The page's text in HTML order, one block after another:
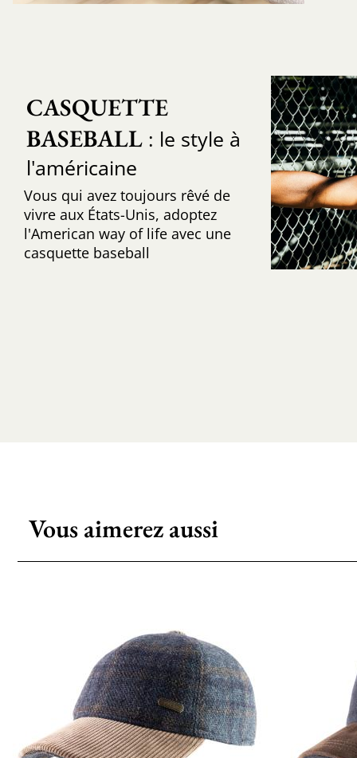
CASQUETTE
BASEBALL: le style à
l'américaine
Vous qui avez toujours rêvé de
vivre aux États-Unis, adoptez
l'American way of life avec une
casquette baseball
Vous aimerez aussi